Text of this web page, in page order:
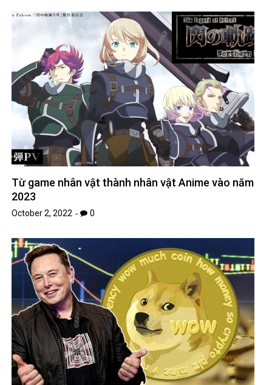
Từ game nhân vật thành nhân vật Anime vào năm
2023
October 2, 2022 0